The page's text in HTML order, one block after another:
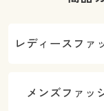
レディースファ
メンズファッ